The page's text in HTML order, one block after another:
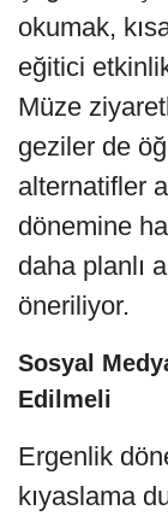
okumak,
eğitici
Müze
geziler de
alternatifler
dönemine
daha planlı
öneriliyor.
Sosyal
Edilmeli
Ergenlik
kıyaslama